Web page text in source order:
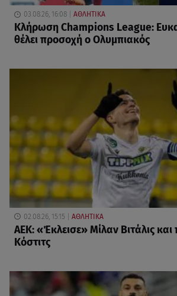
03.08.26, 16:08 ΑΘΛΗΤΙΚΑ
Κλήρωση Champions League:
θέλει προσοχή ο Ολυμπιακός
02.08.26, 15:15 ΑΘΛΗΤΙΚΑ
ΑΕΚ: «Έκλεισε» Μίλαν Βιτάλις και
Κόστιτς